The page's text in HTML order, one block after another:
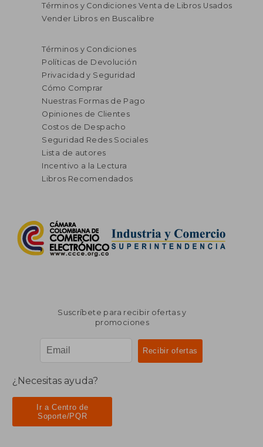
Términos y Condiciones Venta de Libros Usados
Vender Libros en Buscalibre
Términos y Condiciones
Políticas de Devolución
Privacidad y Seguridad
Cómo Comprar
Nuestras Formas de Pago
Opiniones de Clientes
Costos de Despacho
Seguridad Redes Sociales
Lista de autores
Incentivo a la Lectura
Libros Recomendados
Suscríbete para recibir ofertas y
promociones
¿Necesitas ayuda?
Ir a Centro de
Soporte/PQR